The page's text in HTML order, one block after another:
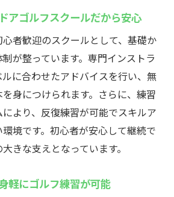
心のレンタルサービスが充実
の通いやすいインドアゴルフ施
レッスンで快適なゴルフ体験を
アゴルフスクールだから安心
者歓迎のスクールとして、基礎か
が整っています。専門インストラ
に合わせたアドバイスを行い、無
身につけられます。さらに、練習
より、反復練習が可能でスキルア
境です。初心者が安心して継続で
きな支えとなっています。
軽にゴルフ練習が可能